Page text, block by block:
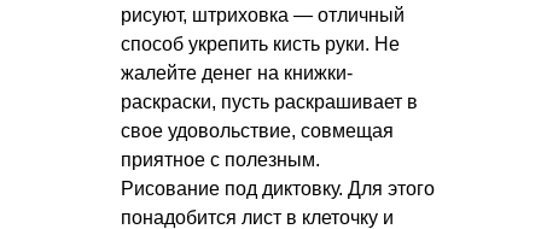
рисуют, штриховка — отличный
способ укрепить кисть руки. Не
жалейте денег на книжки-
раскраски, пусть раскрашивает в
свое удовольствие, совмещая
приятное с полезным.
Рисование под диктовку. Для этого
понадобится лист в клеточку и